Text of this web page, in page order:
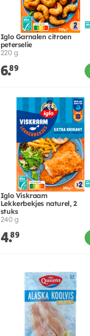
Iglo Garnalen citroen
peterselie
220 g
6.89
Iglo Viskraam
Lekkerbekjes naturel, 2
stuks
240 g
4.89